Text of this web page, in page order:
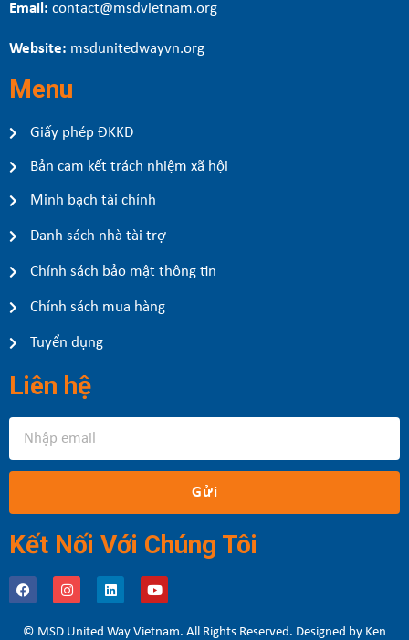
Email: contact@msdvietnam.org
Website: msdunitedwayvn.org
Menu
Giấy phép ĐKKD
Bản cam kết trách nhiệm xã hội
Minh bạch tài chính
Danh sách nhà tài trợ
Chính sách bảo mật thông tin
Chính sách mua hàng
Tuyển dụng
Liên hệ
Gửi
Kết Nối Với Chúng Tôi
© MSD United Way Vietnam. All Rights Reserved. Designed by Ken